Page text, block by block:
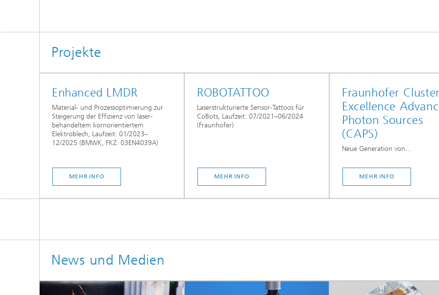
Projekte
Enhanced LMDR
Material- und Prozessoptimierung zur
Steigerung der Effizienz von laser-
behandeltem kornorientiertem
Elektroblech, Laufzeit: 01/2023–
12/2025 (BMWK, FKZ: 03EN4039A)
MEHR INFO
ROBOTATTOO
Laserstrukturierte Sensor-Tattoos für
CoBots, Laufzeit: 07/2021–06/2024
(Fraunhofer)
MEHR INFO
Fraunhofer
Excellence
Photon Sources
(CAPS)
Neue Generation von...
MEHR INFO
News und Medien